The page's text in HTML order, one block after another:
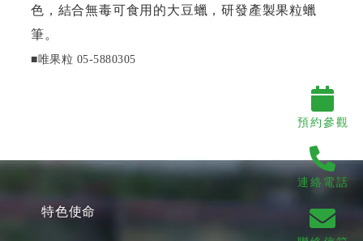
色，結合無毒可食用的大豆蠟，研發產製果粒蠟
筆。
■唯果粒 05-5880305
預約參觀
連絡電話
特色使命